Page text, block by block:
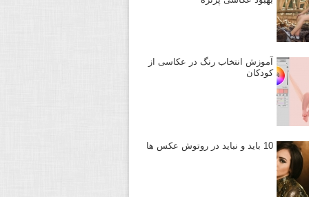
آموزش انتخاب رنگ در عکاسی از
کودکان
10 باید و نباید در روتوش عکس ها